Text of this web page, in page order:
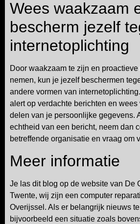
Wees waakzaam
bescherm jezelf
internetoplichting
Door waakzaam te zijn en
nemen, kun je jezelf beschermen
andere vormen van
alert op verdachte berichten en
delen van je persoonlijke gegevens.
echtheid van een bericht, neem dan
betreffende organisatie en vraag om
Meer informatie
Je las dit blog op de website van De
Twente, wij zijn een computer
Overijssel. Als er belangrijk nieuws
bijvoorbeeld een situatie zoals